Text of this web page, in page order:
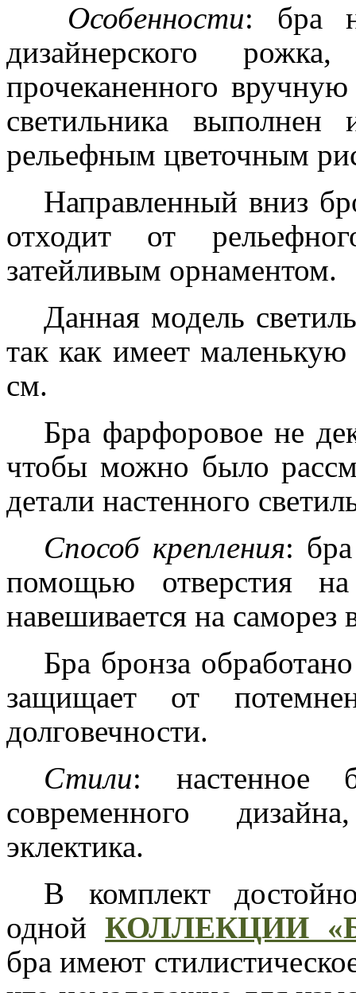
Особенности: бра
дизайнерского
прочеканенного
светильника выполнен
рельефным цветочным
Направленный вниз
отходит от
затейливым орнаментом.
Данная модель
так как имеет
см.
Бра фарфоровое не
чтобы можно было
детали настенного
Способ крепления:
помощью отверстия
навешивается на саморез
Бра бронза
защищает от
долговечности.
Стили: настенное
современного
эклектика.
В комплект
однойКОЛЛЕКЦИИ
бра имеют